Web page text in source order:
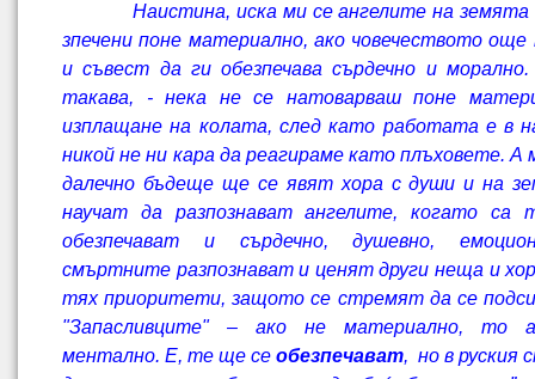
Наистина, иска ми се ангелите на земята
зпечени поне материално, ако човечеството
и съвест да ги обезпечава сърдечно и
такава, - нека не се натоварваш поне
изплащане на колата, след като работата е в
никой не ни кара да реагираме като плъховете. А
далечно бъдеще ще се явят хора с души и на
научат да разпознават ангелите, когато са
обезпечават и сърдечно, душевно,
смъртните разпознават и ценят други неща и
тях приоритети, защото се стремят да се
"Запасливците" – ако не материално, то
ментално. Е, те ще се обезпечават, но в руския